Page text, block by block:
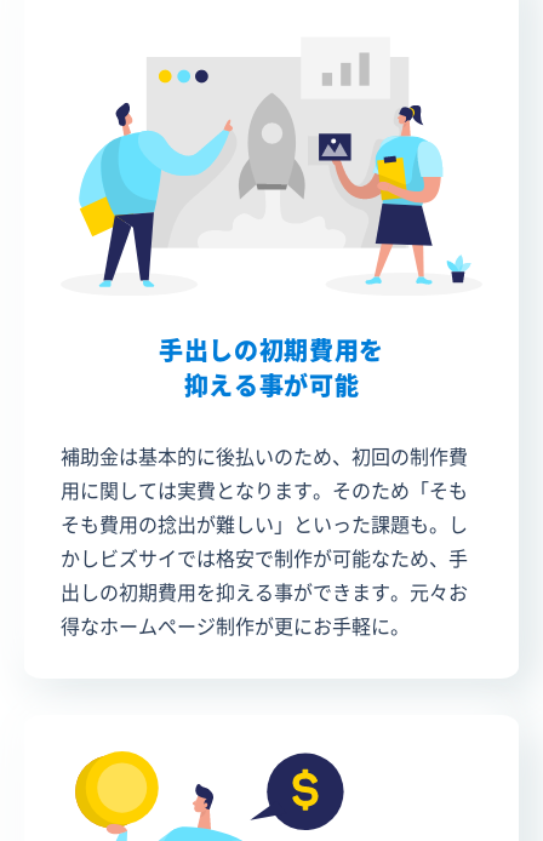
手出しの初期費用を
抑える事が可能
補助金は基本的に後払いのため、初回の制作費
用に関しては実費となります。そのため「そも
そも費用の捻出が難しい」といった課題も。し
かしビズサイでは格安で制作が可能なため、手
出しの初期費用を抑える事ができます。元々お
得なホームぺージ制作が更にお手軽に。